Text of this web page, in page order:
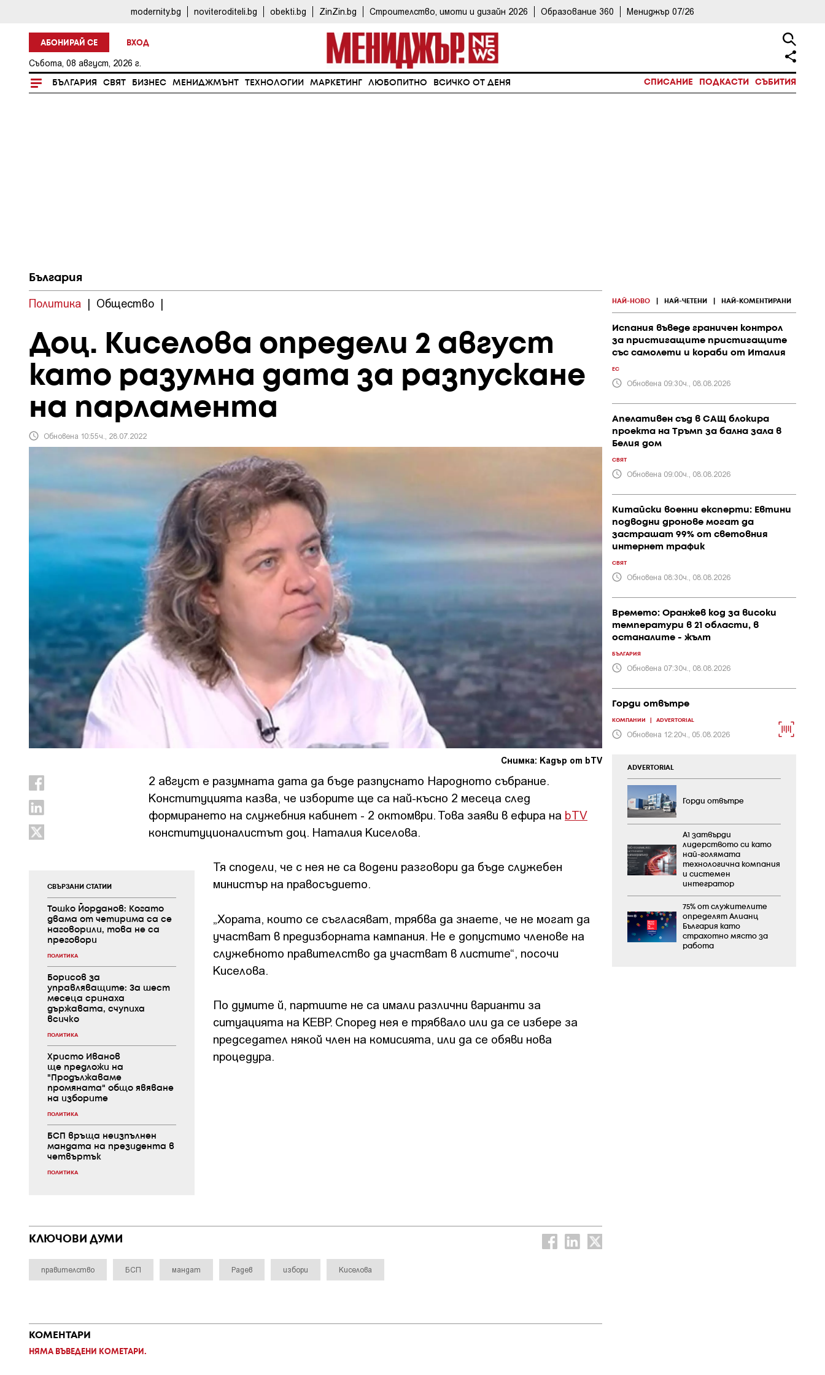
modernity.bg noviteroditeli.bg obekti.bg ZinZin.bg Строителство, имоти и дизайн 2026 Образование 360 Мениджър 07/26
АБОНИРАЙ СЕ ВХОД
Събота, 08 август, 2026 г.
БЪЛГАРИЯ СВЯТ БИЗНЕС МЕНИДЖМЪНТ ТЕХНОЛОГИИ МАРКЕТИНГ ЛЮБОПИТНО ВСИЧКО ОТ ДЕНЯ СПИСАНИЕ ПОДКАСТИ СЪБИТИЯ
България
Политика | Общество |
Доц. Киселова определи 2 август
като разумна дата за разпускане
на парламента
Обновена 10:55ч., 28.07.2022
Снимка: Кадър от bTV
СВЪРЗАНИ СТАТИИ
Тошко Йорданов: Когато
двама от четирима са се
наговорили, това не са
преговори
ПОЛИТИКА
Борисов за
управляващите: За шест
месеца сринаха
държавата, счупиха
всичко
ПОЛИТИКА
Христо Иванов
ще предложи на
"Продължаваме
промяната" общо явяване
на изборите
ПОЛИТИКА
БСП връща неизпълнен
мандата на президента в
четвъртък
ПОЛИТИКА
2 август е разумната дата да бъде разпуснато Народното събрание.
Конституцията казва, че изборите ще са най-късно 2 месеца след
формирането на служебния кабинет - 2 октомври. Това заяви в ефира на bTV
конституционалистът доц. Наталия Киселова.
Тя сподели, че с нея не са водени разговори да бъде служебен
министър на правосъдието.
„Хората, които се съгласяват, трябва да знаете, че не могат да
участват в предизборната кампания. Не е допустимо членове на
служебното правителство да участват в листите“, посочи
Киселова.
По думите й, партиите не са имали различни варианти за
ситуацията на КЕВР. Според нея е трябвало или да се избере за
председател някой член на комисията, или да се обяви нова
процедура.
КЛЮЧОВИ ДУМИ
правителство БСП мандат Радев избори Киселова
КОМЕНТАРИ
НЯМА ВЪВЕДЕНИ КОМЕТАРИ.
НАЙ-НОВО НАЙ-ЧЕТЕНИ НАЙ-КОМЕНТИРАНИ
Испания въведе граничен контрол
за пристигащите пристигащите
със самолети и кораби от Италия
ЕС
Обновена 09:30ч., 08.08.2026
Апелативен съд в САЩ блокира
проекта на Тръмп за бална зала в
Белия дом
СВЯТ
Обновена 09:00ч., 08.08.2026
Китайски военни експерти: Евтини
подводни дронове могат да
застрашат 99% от световния
интернет трафик
СВЯТ
Обновена 08:30ч., 08.08.2026
Времето: Оранжев код за високи
температури в 21 области, в
останалите - жълт
БЪЛГАРИЯ
Обновена 07:30ч., 08.08.2026
Горди отвътре
КОМПАНИИ ADVERTORIAL
Обновена 12:20ч., 05.08.2026
ADVERTORIAL
Горди отвътре
А1 затвърди
лидерството си като
най-голямата
технологична компания
и системен
интегратор
75% от служителите
определят Алианц
България като
страхотно място за
работа